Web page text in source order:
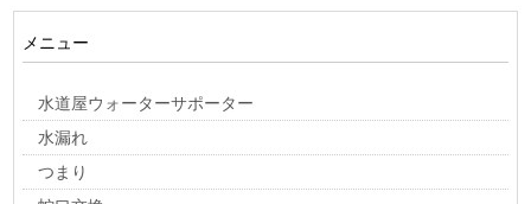
メニュー
水道屋ウォーターサポーター
水漏れ
つまり